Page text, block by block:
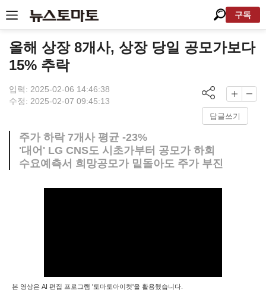
구독
올해 상장 8개사, 상장 당일 공모가보다
15% 추락
입력: 2025-02-06 14:46:38
수정: 2025-02-07 09:45:13
답글쓰기
주가 하락 7개사 평균 -23%
'대어' LG CNS도 시초가부터 공모가 하회
수요예측서 희망공모가 밑돌아도 주가 부진
본 영상은 AI 편집 프로그램 '토마토아이컷'을 활용했습니다.